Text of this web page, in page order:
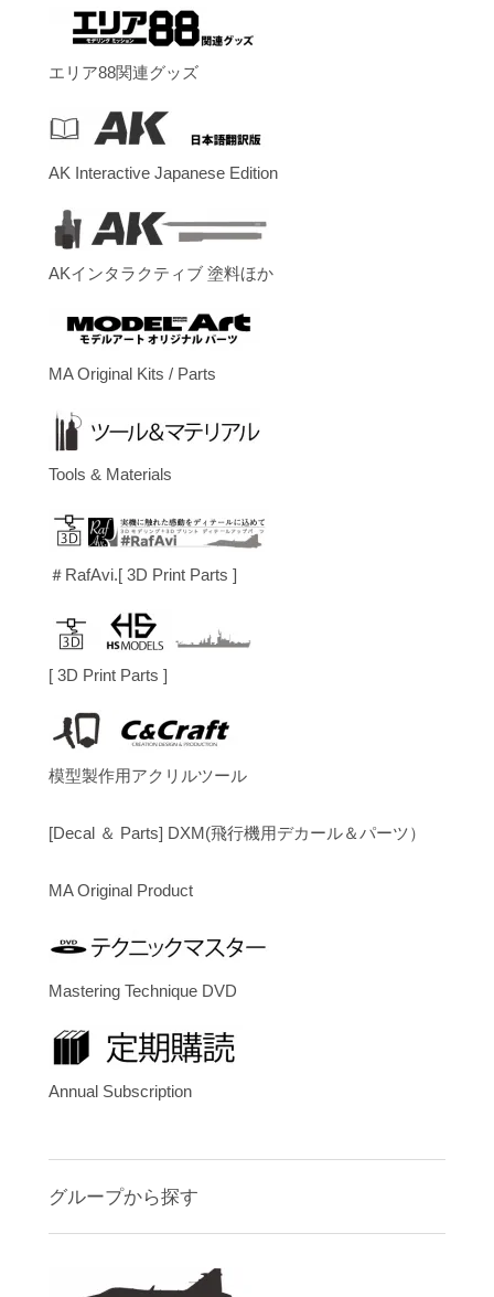
エリア88関連グッズ
AK Interactive Japanese Edition
AKインタラクティブ 塗料ほか
MA Original Kits / Parts
Tools & Materials
＃RafAvi.[ 3D Print Parts ]
[ 3D Print Parts ]
模型製作用アクリルツール
[Decal ＆ Parts] DXM(飛行機用デカール＆パーツ）
MA Original Product
Mastering Technique DVD
Annual Subscription
グループから探す